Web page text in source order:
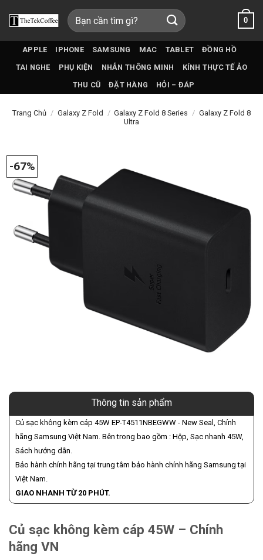
qua
Tìm
kiếm:
0
APPLE IPHONE SAMSUNG MAC TABLET
ĐỒNG HỒ
TAI NGHE
PHỤ KIỆN NHẪN THÔNG MINH
KÍNH THỰC TẾ ẢO
THU CŨ
ĐẶT HÀNG HỎI – ĐÁP
Trang Chủ / Galaxy Z Fold / Galaxy Z Fold 8 Series / Galaxy Z Fold 8
Ultra
-67%
Thông tin sản phẩm
Củ sạc không kèm cáp 45W EP-T4511NBEGWW - New Seal, Chính
hãng Samsung Việt Nam. Bên trong bao gồm : Hộp, Sạc nhanh 45W,
Sách hướng dẫn.
Bảo hành chính hãng tại trung tâm bảo hành chính hãng Samsung tại
Việt Nam.
GIAO NHANH TỪ 20 PHÚT.
Củ sạc không kèm cáp 45W – Chính
hãng VN